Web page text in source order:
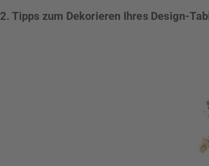
2. Tipps zum Dekorieren Ihres Design-